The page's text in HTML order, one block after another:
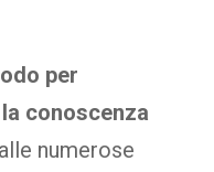
per
conoscenza
numerose